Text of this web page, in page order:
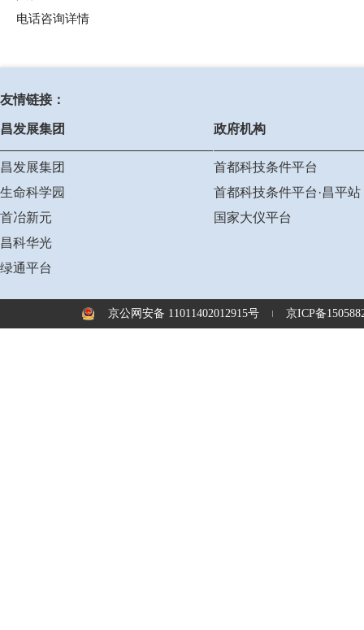
电话咨询详情
友情链接：
昌发展集团
昌发展集团
生命科学园
首冶新元
昌科华光
绿通平台
政府机构
首都科技条件平台
首都科技条件平台·昌平站
国家大仪平台
京公网安备 11011402012915号 京ICP备